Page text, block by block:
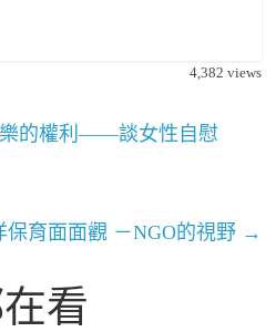
4,382 views
的權利——談女性自慰
保育面面觀 －NGO的視野 →
看